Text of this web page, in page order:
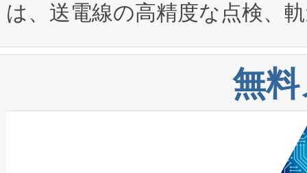
に関する技術移転および知的
構造化トレーニングカリキュ
上げおよび商用化段階におけ
設備整備および立ち上げ調整
加組織は、Enzeneのバイオ
選定された製品について、自
定、統合、導入、運用に至る
安全性を追跡し、確保する事
増加しているデータセンター
る電力網に大きな負担をかけ
事業者の負担軽減という課題
系統連系を迅速にし、ピーク
は、送電線の高精度な点検、
や穀物倉庫におけるバルク材
リューション「Avia 2」を発
したAvia 2は、1,000メート
狭視野のFOVを切り替えるこ
ケーブル、枝などの細かな対
無